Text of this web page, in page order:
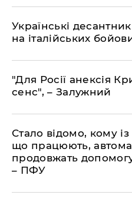
Українські
на італійських
"Для Росії анексія
сенс", – Залужний
Стало відомо, кому
що працюють,
продовжать
– ПФУ